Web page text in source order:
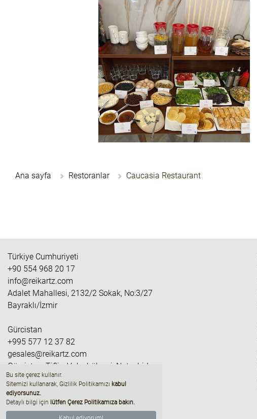
Ana sayfa Restoranlar Caucasia Restaurant
Bu site çerez kullanır.
Sitemizi kullanarak, Gizlilik Politikamızı kabul
ediyorsunuz.
Detaylı bilgi için lütfen Çerez Politikamıza bakın.
Türkiye Cumhuriyeti
+90 554 968 20 17
info@reikartz.com
Adalet Mahallesi, 2132/2 Sokak, No:3/27
Bayraklı/İzmir
Gürcistan
+995 577 12 37 82
gesales@reikartz.com
Gürcistan, Tiflis, Vake bölgesi, Nutsubidze
yamacı, M / r II, Çeyrek IV, bina N2